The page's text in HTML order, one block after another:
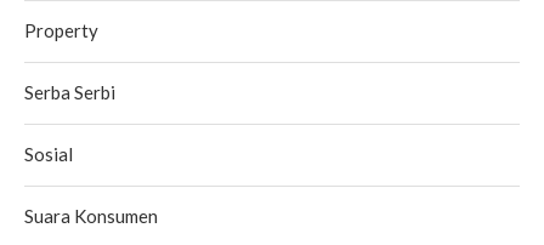
Property
Serba Serbi
Sosial
Suara Konsumen